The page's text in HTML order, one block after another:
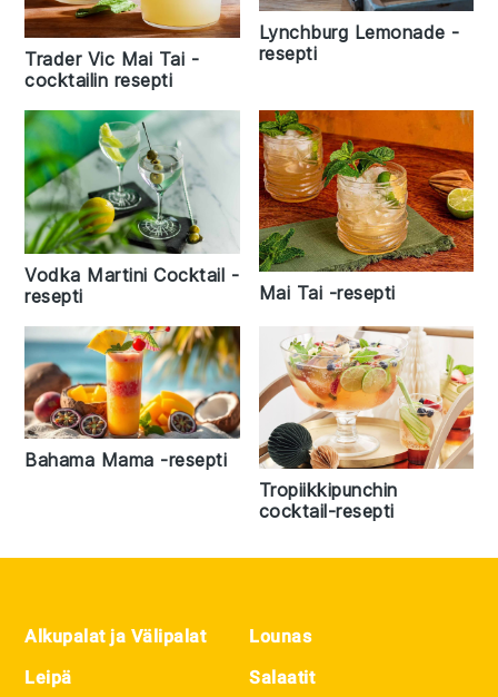
Trader Vic Mai Tai -
cocktailin resepti
Lynchburg Lemonade -
resepti
Vodka Martini Cocktail -
resepti
Mai Tai -resepti
Bahama Mama -resepti
Tropiikkipunchin
cocktail-resepti
Footer
Alkupalat ja Välipalat
Leipä
Lounas
Salaatit